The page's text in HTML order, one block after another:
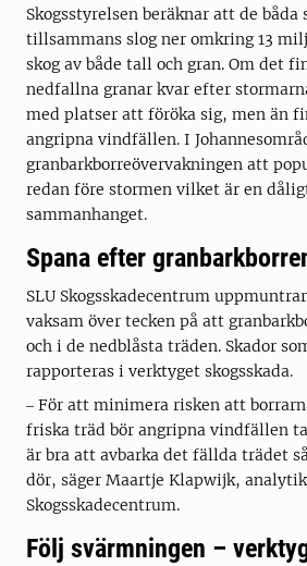
Skogsstyrelsen beräknar att de båda
tillsammans slog ner omkring 13
skog av både tall och gran. Om det
nedfallna granar kvar efter
med platser att föröka sig, men än
angripna vindfällen. I
granbarkborreövervakningen att
redan före stormen vilket är en
sammanhanget.
Spana efter
SLU Skogsskadecentrum
vaksam över tecken på att
och i de nedblåsta träden. Skador
rapporteras i verktyget skogsskada.
‒ För att minimera risken att
friska träd bör angripna vindfällen
är bra att avbarka det fällda trädet
dör, säger Maartje Klapwijk,
Skogsskadecentrum.
Följ svärmningen –